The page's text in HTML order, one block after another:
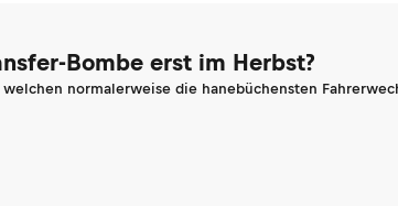
Bombe erst im Herbst?
normalerweise die hanebüchensten